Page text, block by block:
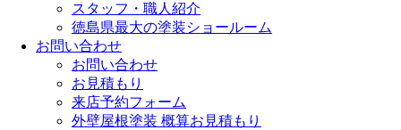
スタッフ・職人紹介
徳島県最大の塗装ショールーム
お問い合わせ
お問い合わせ
お見積もり
来店予約フォーム
外壁屋根塗装 概算お見積もり